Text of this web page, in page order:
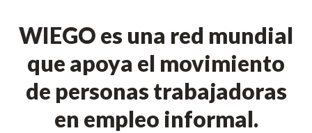
WIEGO es una red mundial
que apoya el movimiento
de personas trabajadoras
en empleo informal.